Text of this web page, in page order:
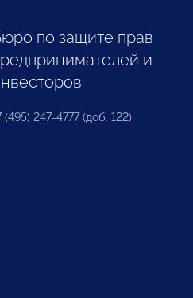
по защите прав
и
(495) 247-4777 (доб. 122)